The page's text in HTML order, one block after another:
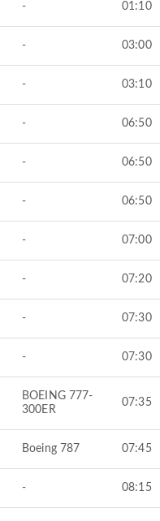
- 01:10
- 03:00
- 03:10
- 06:50
- 06:50
- 06:50
- 07:00
- 07:20
- 07:30
- 07:30
BOEING 777-
300ER
07:35
Boeing 787 07:45
- 08:15